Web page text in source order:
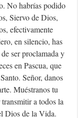
No habrías podido
Siervo de Dios,
efectivamente
en silencio, has
ser proclamada y
en Pascua, que
Señor, danos
Muéstranos tu
a todos la
Dios de la Vida.